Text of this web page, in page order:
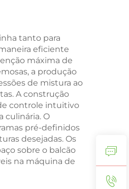
tanto para
eficiente
máxima de
a produção
de mistura ao
A construção
controle intuitivo
culinária. O
pré-definidos
desejadas. Os
sobre o balcão
na máquina de